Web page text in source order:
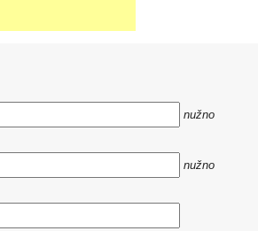
nužno
nužno